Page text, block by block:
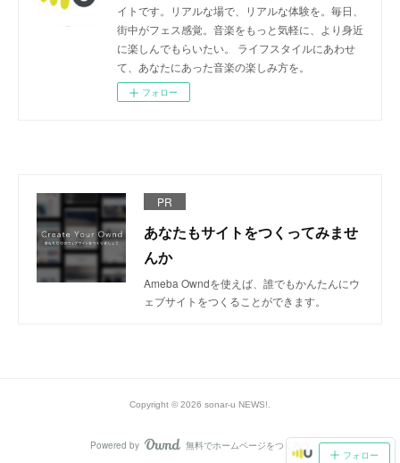
イトです。リアルな場で、リアルな体験を。毎日、
街中がフェス感覚。音楽をもっと気軽に、より身近
に楽しんでもらいたい。 ライフスタイルにあわせ
て、あなたにあった音楽の楽しみ方を。
フォロー
PR
あなたもサイトをつくってみませ
んか
Ameba Owndを使えば、誰でもかんたんにウ
ェブサイトをつくることができます。
フォロー
Copyright © 2026 sonar-u NEWS!
Powered by AmebaOwnd
無料でホームページをつくろう